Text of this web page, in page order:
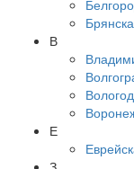
В
Е